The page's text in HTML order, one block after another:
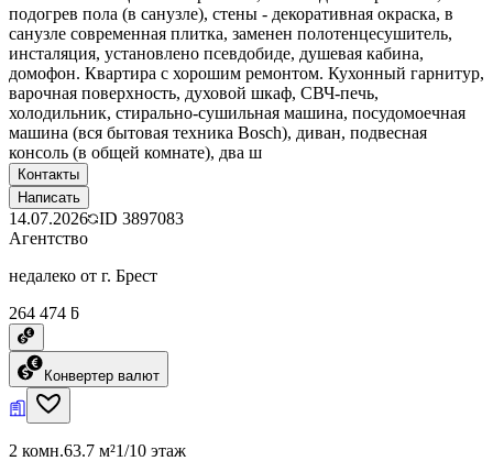
подогрев пола (в санузле), стены - декоративная окраска, в
санузле современная плитка, заменен полотенцесушитель,
инсталяция, установлено псевдобиде, душевая кабина,
домофон. Квартира с хорошим ремонтом. Кухонный гарнитур,
варочная поверхность, духовой шкаф, СВЧ-печь,
холодильник, стирально-сушильная машина, посудомоечная
машина (вся бытовая техника Bosch), диван, подвесная
консоль (в общей комнате), два ш
Контакты
Написать
14.07.2026 ID 3897083
Агентство
недалеко от г. Брест
264 474 ƃ
Конвертер валют
2 комн.63.7 м²1/10 этаж